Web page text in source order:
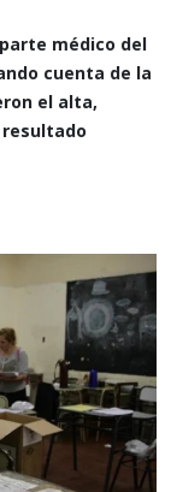
médico del
cuenta de la
el alta,